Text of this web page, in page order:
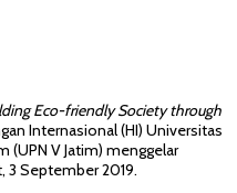
Eco-friendly Society through
Internasional (HI) Universitas
(UPN V Jatim) menggelar
3 September 2019.